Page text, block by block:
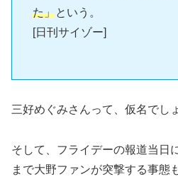
た」という。
[日刊サイゾー]
三好めぐみさんって、仮名でし
そして、フライデーの報道当日
まで大野ファンが突撃する事態